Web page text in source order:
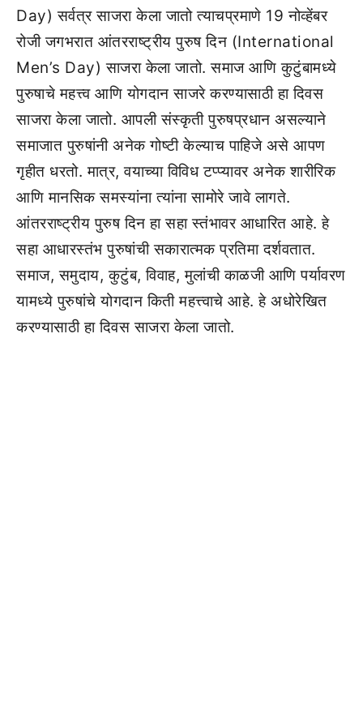
Day) सर्वत्र साजरा केला जातो त्याचप्रमाणे 19 नोव्हेंबर
रोजी जगभरात आंतरराष्ट्रीय पुरुष दिन (International
Men’s Day) साजरा केला जातो. समाज आणि कुटुंबामध्ये
पुरुषाचे महत्त्व आणि योगदान साजरे करण्यासाठी हा दिवस
साजरा केला जातो. आपली संस्कृती पुरुषप्रधान असल्याने
समाजात पुरुषांनी अनेक गोष्टी केल्याच पाहिजे असे आपण
गृहीत धरतो. मात्र, वयाच्या विविध टप्प्यावर अनेक शारीरिक
आणि मानसिक समस्यांना त्यांना सामोरे जावे लागते.
आंतरराष्ट्रीय पुरुष दिन हा सहा स्तंभावर आधारित आहे. हे
सहा आधारस्तंभ पुरुषांची सकारात्मक प्रतिमा दर्शवतात.
समाज, समुदाय, कुटुंब, विवाह, मुलांची काळजी आणि पर्यावरण
यामध्ये पुरुषांचे योगदान किती महत्त्वाचे आहे. हे अधोरेखित
करण्यासाठी हा दिवस साजरा केला जातो.